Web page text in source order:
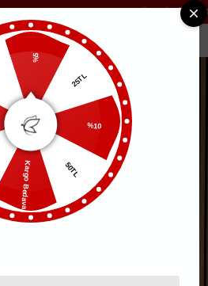
2500TL VE ÜZERİ TÜM
Curly Bordo Desenli İkili Viscon Takım
25TL
50TL
Kargo Bedava